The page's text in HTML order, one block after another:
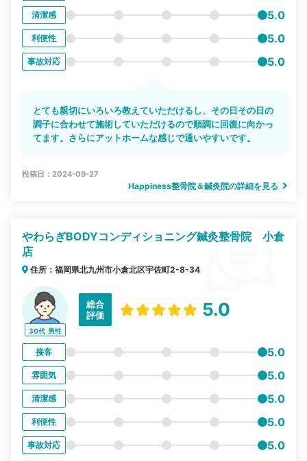
清潔感 5.0
利便性 5.0
事故対応 5.0
とても親切にいろいろ教えていただけるし、その日その日の
調子に合わせて施術していただけるので順調に回復に向かっ
てます。さらにアットホームな感じで通いやすいです。
投稿日：2024-09-27
Happiness整骨院＆鍼灸院の詳細を見る
やわらぎBODYコンディショニング鍼灸整骨院 小倉
店
住所：福岡県北九州市小倉北区宇佐町2-8-34
30代 男性
総合
評価
5.0
接客 5.0
雰囲気 5.0
清潔感 5.0
利便性 5.0
事故対応 5.0